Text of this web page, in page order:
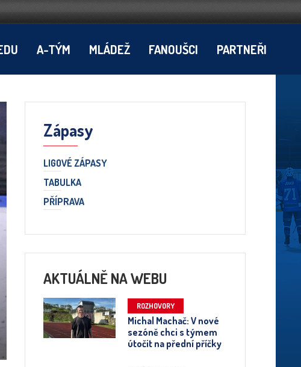
A-TÝM MLÁDEŽ FANOUŠCI PARTNEŘI
Zápasy
LIGOVÉ ZÁPASY
TABULKA
PŘÍPRAVA
AKTUÁLNĚ NA WEBU
ROZHOVORY
Michal Machač: V nové
sezóně chci s týmem
útočit na přední příčky